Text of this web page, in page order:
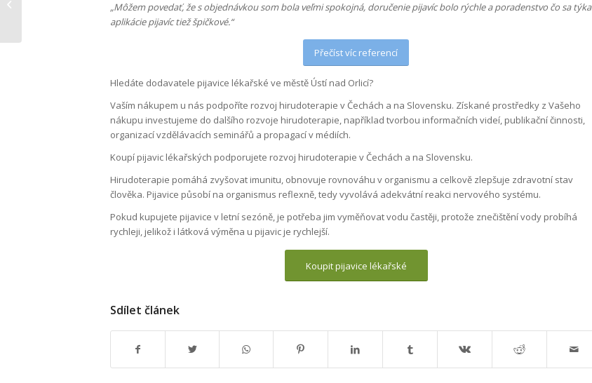
„Môžem povedať, že s objednávkou som bola veľmi spokojná, doručenie pijavíc bolo rýchle a poradenstvo čo sa týka
aplikácie pijavíc tiež špičkové.“
Přečíst víc referencí
Hledáte dodavatele pijavice lékařské ve městě Ústí nad Orlicí?
Vaším nákupem u nás podpoříte rozvoj hirudoterapie v Čechách a na Slovensku. Získané prostředky z Vašeho
nákupu investujeme do dalšího rozvoje hirudoterapie, například tvorbou informačních videí, publikační činnosti,
organizací vzdělávacích seminářů a propagací v médiích.
Koupí pijavic lékařských podporujete rozvoj hirudoterapie v Čechách a na Slovensku.
Hirudoterapie pomáhá zvyšovat imunitu, obnovuje rovnováhu v organismu a celkově zlepšuje zdravotní stav
člověka. Pijavice působí na organismus reflexně, tedy vyvolává adekvátní reakci nervového systému.
Pokud kupujete pijavice v letní sezóně, je potřeba jim vyměňovat vodu častěji, protože znečištění vody probíhá
rychleji, jelikož i látková výměna u pijavic je rychlejší.
Koupit pijavice lékařské
Sdílet článek
lékařské v Nymburce